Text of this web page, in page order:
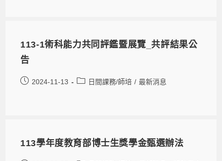
113-1術科能力共同評鑑暨展覽_共評結果公
告
2024-11-13 日間課務/師培 / 最新消息
113學年度教育部博士生獎學金甄選辦法